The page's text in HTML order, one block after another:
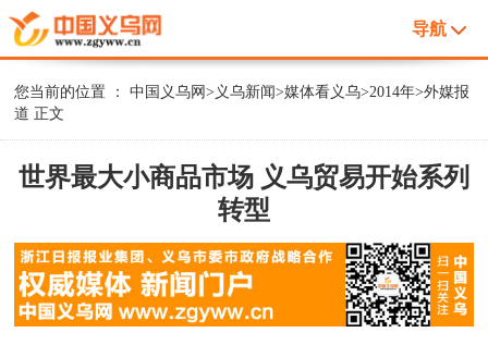
导航
您当前的位置 ：中国义乌网> 义乌新闻>媒体看义乌>2014年>外媒报
道 正文
世界最大小商品市场 义乌贸易开始系列
转型